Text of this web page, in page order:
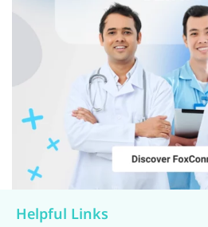
Helpful Links